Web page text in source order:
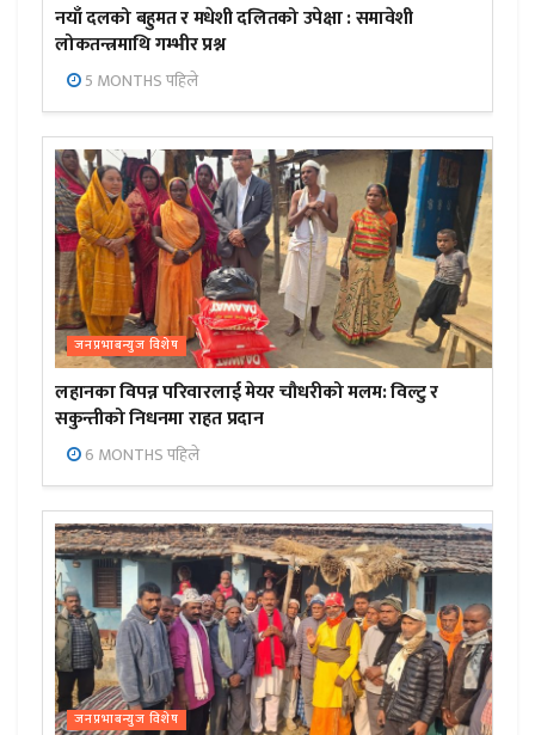
नयाँ दलको बहुमत र मधेशी दलितको उपेक्षा : समावेशी
लोकतन्त्रमाथि गम्भीर प्रश्न
5 MONTHS पहिले
जनप्रभाबन्युज विशेष
लहानका विपन्न परिवारलाई मेयर चौधरीको मलम: विल्टु र
सकुन्तीको निधनमा राहत प्रदान
6 MONTHS पहिले
जनप्रभाबन्युज विशेष